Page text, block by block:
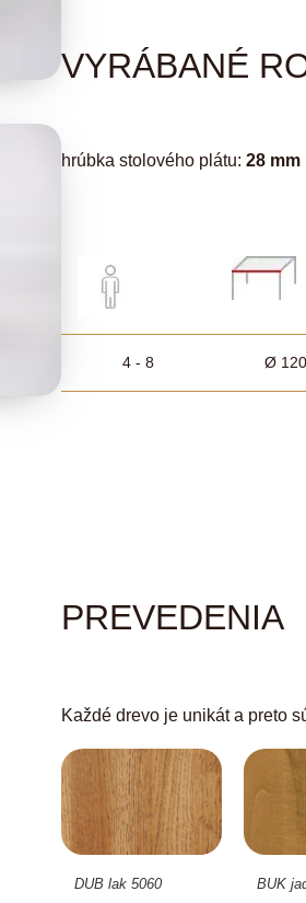
VYRÁBANÉ
hrúbka stolového plátu: 28 mm
4 - 8 Ø
PREVEDENIA
Každé drevo je unikát a preto
DUB lak 5060 BUK